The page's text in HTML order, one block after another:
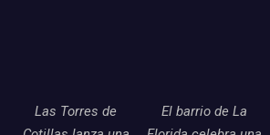
Las Torres de
El barrio de La